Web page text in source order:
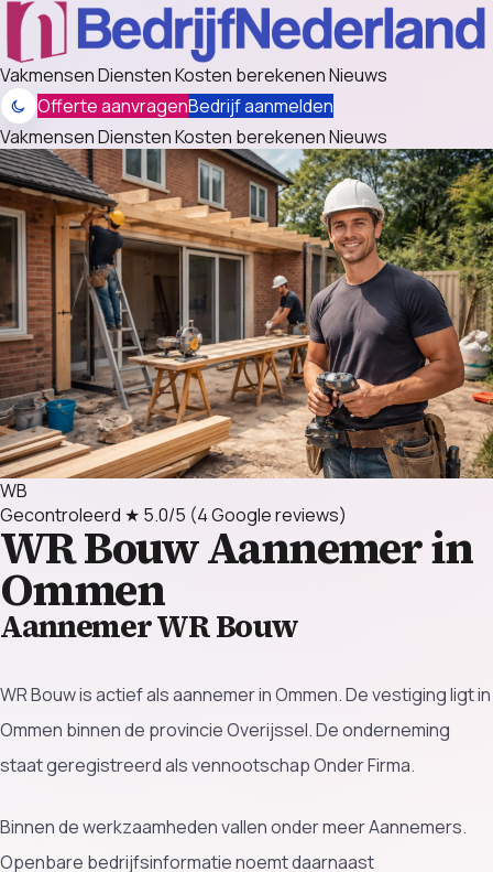
VakmensenDienstenKosten berekenenNieuws
Offerte aanvragenBedrijf aanmelden
VakmensenDienstenKosten berekenenNieuws
WB
Gecontroleerd ★ 5.0/5 (4 Google reviews)
WR BouwAannemer in
Ommen
Aannemer WR Bouw
WR Bouw is actief als aannemer in Ommen. De vestiging ligt in
Ommen binnen de provincie Overijssel. De onderneming
staat geregistreerd als vennootschap Onder Firma.
Binnen de werkzaamheden vallen onder meer Aannemers.
Openbare bedrijfsinformatie noemt daarnaast